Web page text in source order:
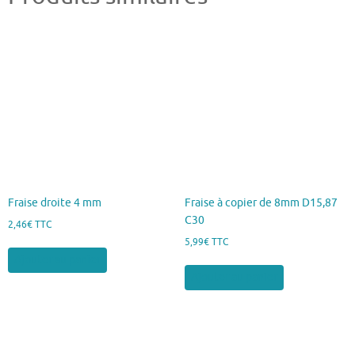
Fraise droite 4 mm
2,46€ TTC
Fraise à copier de 8mm D15,87
C30
5,99€ TTC